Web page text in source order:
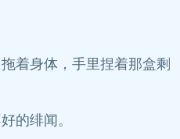
着身体，手里捏着那盒剩
的绯闻。